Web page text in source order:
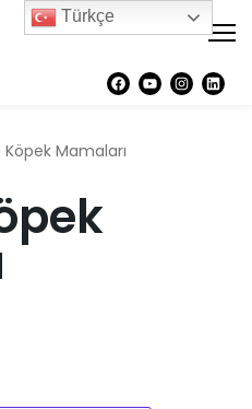
Mamaları
Türkçe